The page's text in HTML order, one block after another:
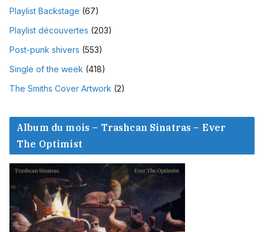
Playlist Backstage (67)
Playlist découvertes (203)
Post-punk shivers (553)
Single of the week (418)
The Smiths Cover Artwork (2)
Album du mois – Trashcan Sinatras – Ever
The Optimist